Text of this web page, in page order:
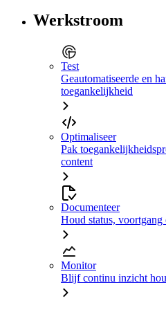
Werkstroom
Test
Geautomatiseerde en
toegankelijkheid
Optimaliseer
Pak
content
Documenteer
Houd status,
Monitor
Blijf continu inzicht